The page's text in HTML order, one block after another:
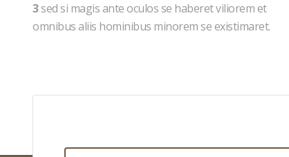
3sed si magis ante oculos se haberet viliorem et
omnibus aliis hominibus minorem se existimaret.